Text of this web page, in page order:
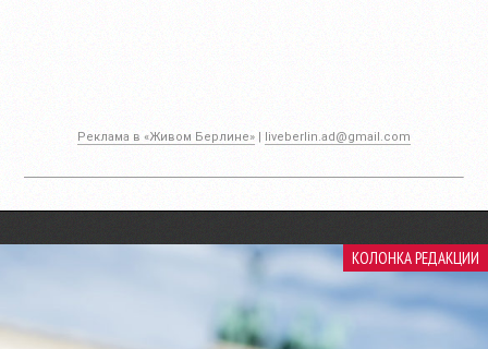
Реклама в «Живом Берлине» | liveberlin.ad@gmail.com
КОЛОНКА РЕДАКЦИИ